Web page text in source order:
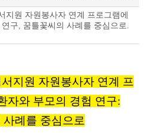
지원 자원봉사자 연계 프로그램에
구, 꿈틀꽃씨의 사례를 중심으로.
지원 자원봉사자 연계 프
자와 부모의 경험 연구:
례를 중심으로